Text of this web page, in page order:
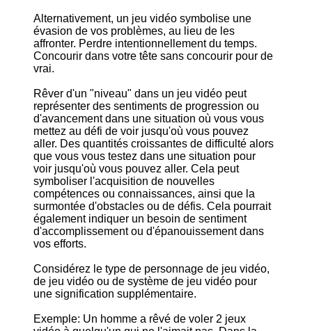
Alternativement, un jeu vidéo symbolise une
évasion de vos problèmes, au lieu de les
affronter. Perdre intentionnellement du temps.
Concourir dans votre tête sans concourir pour de
vrai.
Rêver d'un "niveau" dans un jeu vidéo peut
représenter des sentiments de progression ou
d'avancement dans une situation où vous vous
mettez au défi de voir jusqu'où vous pouvez
aller. Des quantités croissantes de difficulté alors
que vous vous testez dans une situation pour
voir jusqu'où vous pouvez aller. Cela peut
symboliser l'acquisition de nouvelles
compétences ou connaissances, ainsi que la
surmontée d'obstacles ou de défis. Cela pourrait
également indiquer un besoin de sentiment
d'accomplissement ou d'épanouissement dans
vos efforts.
Considérez le type de personnage de jeu vidéo,
de jeu vidéo ou de système de jeu vidéo pour
une signification supplémentaire.
Exemple: Un homme a rêvé de voler 2 jeux